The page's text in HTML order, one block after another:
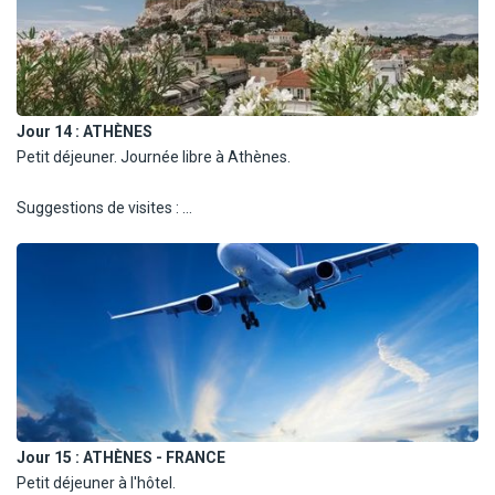
Nuits à Santorin.
Jour 14 : ATHÈNES
Petit déjeuner. Journée libre à Athènes.
Suggestions de visites :
abritant les vestiges de l'antiquité grecque dont notamment le
Parthénon et le temple d'Athéna Niki.
- Le quartier de Plaka, le plus vieux quartier d'Athènes.
Jour 15 : ATHÈNES - FRANCE
Petit déjeuner à l'hôtel.